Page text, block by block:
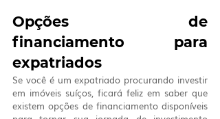
Opções de
financiamento para
expatriados
Se você é um expatriado procurando investir
em imóveis suíços, ficará feliz em saber que
existem opções de financiamento disponíveis